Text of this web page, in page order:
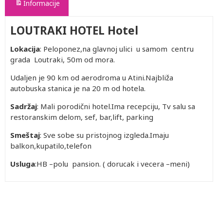
Informacije
LOUTRAKI HOTEL Hotel
Lokacija: Peloponez,na glavnoj ulici u samom centru
grada Loutraki, 50m od mora.
Udaljen je 90 km od aerodroma u Atini.Najbliža
autobuska stanica je na 20 m od hotela.
Sadržaj: Mali porodični hotel.Ima recepciju, Tv salu sa
restoranskim delom, sef, bar,lift, parking
Smeštaj: Sve sobe su pristojnog izgleda.Imaju
balkon,kupatilo,telefon
Usluga:HB –polu pansion. ( dorucak i vecera –meni)